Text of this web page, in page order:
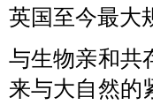
英国至今最大
与生物亲和共
来与大自然的